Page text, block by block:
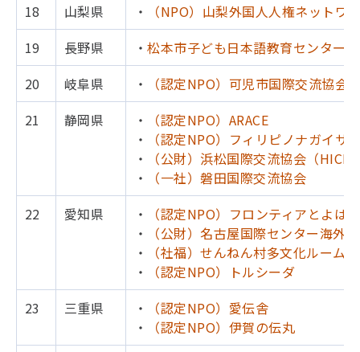
18
山梨県 ・
（NPO）山梨外国人人権ネットワ
19
長野県 ・松本市子ども日本語教育センター
20
岐阜県 ・
（認定NPO）可児市国際交流協会
21
静岡県 ・
（認定NPO）ARACE
・
（認定NPO）フィリピノナガイサ
・
（公財）浜松国際交流協会（HICE)
・
（一社）磐田国際交流協会
22
愛知県 ・
（認定NPO）フロンティアとよはし
・
（公財）名古屋国際センター海外
・
（社福）せんねん村多文化ルーム
・
（認定NPO）トルシーダ
23
三重県 ・
（認定NPO）愛伝舎
・
（認定NPO）伊賀の伝丸